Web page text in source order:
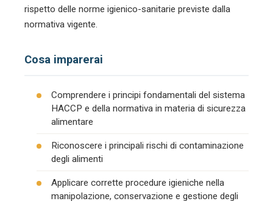
rispetto delle norme igienico-sanitarie previste dalla
normativa vigente.
Cosa imparerai
Comprendere i principi fondamentali del sistema
HACCP e della normativa in materia di sicurezza
alimentare
Riconoscere i principali rischi di contaminazione
degli alimenti
Applicare corrette procedure igieniche nella
manipolazione, conservazione e gestione degli